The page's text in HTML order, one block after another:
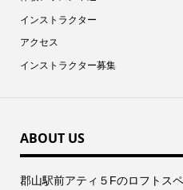
インストラクター
アクセス
インストラクター募集
ABOUT US
郡⼭駅前アティ５Fのロフトス